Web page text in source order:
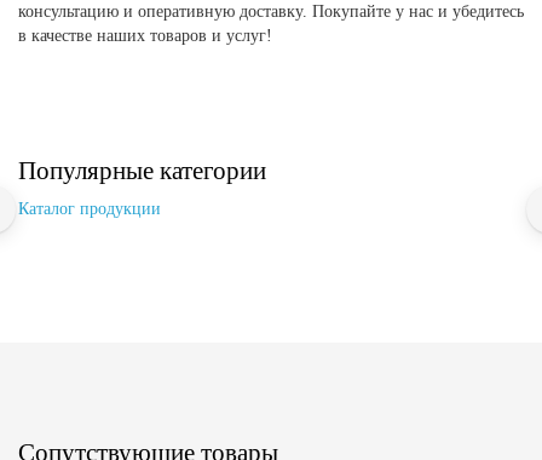
консультацию и оперативную доставку. Покупайте у нас и убедитесь
в качестве наших товаров и услуг!
Популярные категории
Каталог продукции
Сопутствующие товары